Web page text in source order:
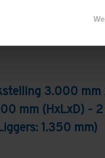
3.000
mm (HxLxD) -
1.350 mm)